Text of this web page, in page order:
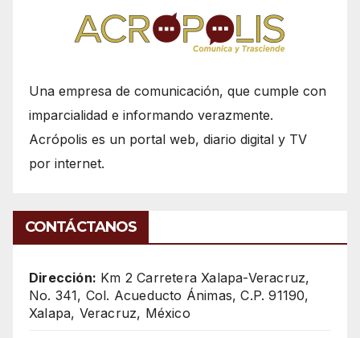
Una empresa de comunicación, que cumple con
imparcialidad e informando verazmente.
Acrópolis es un portal web, diario digital y TV
por internet.
CONTÁCTANOS
Dirección: Km 2 Carretera Xalapa-Veracruz,
No. 341, Col. Acueducto Ánimas, C.P. 91190,
Xalapa, Veracruz, México